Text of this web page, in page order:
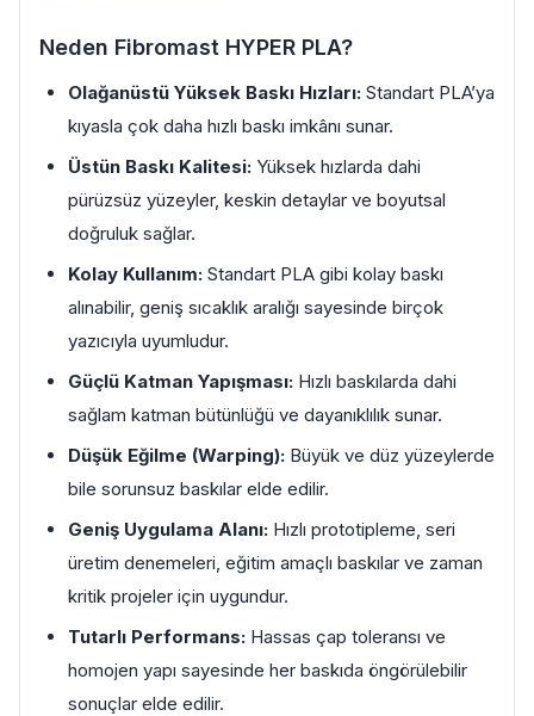
Neden Fibromast HYPER PLA?
Olağanüstü Yüksek Baskı Hızları: Standart PLA’ya
kıyasla çok daha hızlı baskı imkânı sunar.
Üstün Baskı Kalitesi: Yüksek hızlarda dahi
pürüzsüz yüzeyler, keskin detaylar ve boyutsal
doğruluk sağlar.
Kolay Kullanım: Standart PLA gibi kolay baskı
alınabilir, geniş sıcaklık aralığı sayesinde birçok
yazıcıyla uyumludur.
Güçlü Katman Yapışması: Hızlı baskılarda dahi
sağlam katman bütünlüğü ve dayanıklılık sunar.
Düşük Eğilme (Warping): Büyük ve düz yüzeylerde
bile sorunsuz baskılar elde edilir.
Geniş Uygulama Alanı: Hızlı prototipleme, seri
üretim denemeleri, eğitim amaçlı baskılar ve zaman
kritik projeler için uygundur.
Tutarlı Performans: Hassas çap toleransı ve
homojen yapı sayesinde her baskıda öngörülebilir
sonuçlar elde edilir.